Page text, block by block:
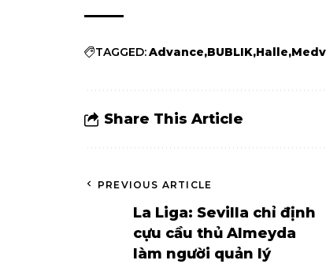
TAGGED:Advance BUBLIK Halle
Share This Article
PREVIOUS ARTICLE
La Liga: Sevilla chỉ định
cựu cầu thủ Almeyda
làm người quản lý